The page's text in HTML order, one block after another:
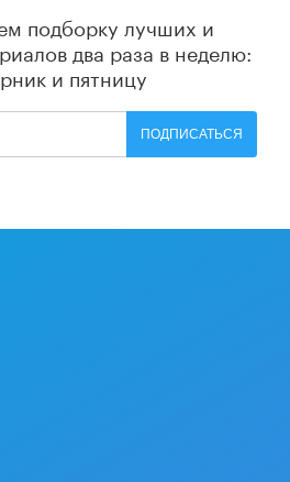
подборку лучших и
два раза в неделю:
и пятницу
ПОДПИСАТЬСЯ